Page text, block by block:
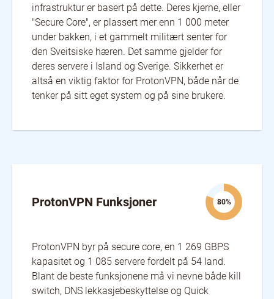
infrastruktur er basert på dette. Deres kjerne, eller
"Secure Core", er plassert mer enn 1 000 meter
under bakken, i et gammelt militært senter for
den Sveitsiske hæren. Det samme gjelder for
deres servere i Island og Sverige. Sikkerhet er
altså en viktig faktor for ProtonVPN, både når de
tenker på sitt eget system og på sine brukere.
ProtonVPN Funksjoner 80%
ProtonVPN byr på secure core, en 1 269 GBPS
kapasitet og 1 085 servere fordelt på 54 land.
Blant de beste funksjonene må vi nevne både kill
switch, DNS lekkasjebeskyttelse og Quick